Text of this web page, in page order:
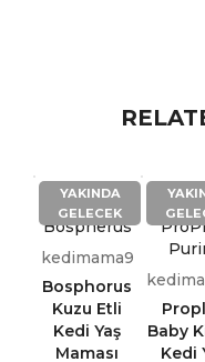
YAKINDA
GELECEK
Bospherus
kedimama9
Bosphorus
Kuzu Etli
Kedi Yaş
Maması
Baby
Kedi